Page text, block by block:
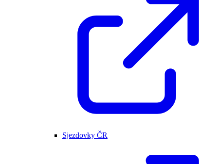
Sjezdovky ČR